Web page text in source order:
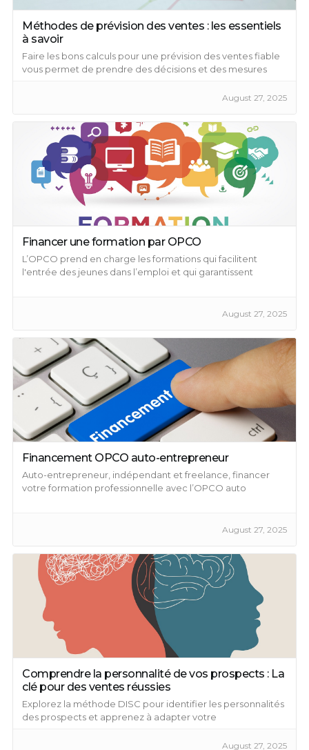
Méthodes de prévision des ventes : les essentiels
à savoir
Faire les bons calculs pour une prévision des ventes fiable
vous permet de prendre des décisions et des mesures
August 27, 2025
Financer une formation par OPCO
L’OPCO prend en charge les formations qui facilitent
l'entrée des jeunes dans l’emploi et qui garantissent
August 27, 2025
Financement OPCO auto-entrepreneur
Auto-entrepreneur, indépendant et freelance, financer
votre formation professionnelle avec l’OPCO auto
August 27, 2025
Comprendre la personnalité de vos prospects : La
clé pour des ventes réussies
Explorez la méthode DISC pour identifier les personnalités
des prospects et apprenez à adapter votre
August 27, 2025